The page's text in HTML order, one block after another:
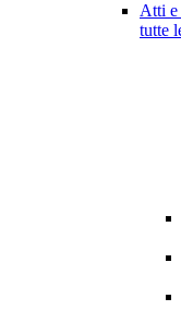
Atti e
tutte